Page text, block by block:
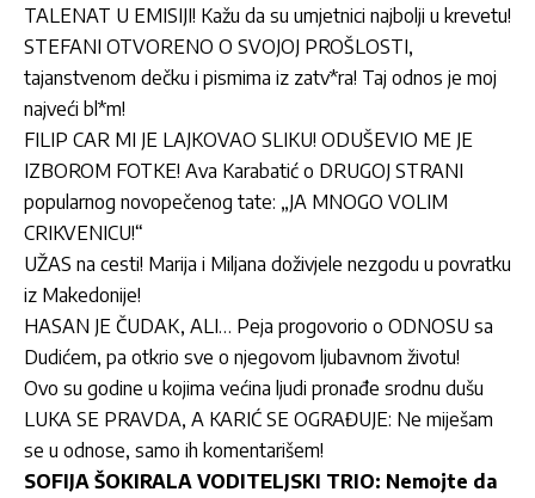
TALENAT U EMISIJI! Kažu da su umjetnici najbolji u krevetu!
STEFANI OTVORENO O SVOJOJ PROŠLOSTI,
tajanstvenom dečku i pismima iz zatv*ra! Taj odnos je moj
najveći bl*m!
FILIP CAR MI JE LAJKOVAO SLIKU! ODUŠEVIO ME JE
IZBOROM FOTKE! Ava Karabatić o DRUGOJ STRANI
popularnog novopečenog tate: „JA MNOGO VOLIM
CRIKVENICU!“
UŽAS na cesti! Marija i Miljana doživjele nezgodu u povratku
iz Makedonije!
HASAN JE ČUDAK, ALI… Peja progovorio o ODNOSU sa
Dudićem, pa otkrio sve o njegovom ljubavnom životu!
Ovo su godine u kojima većina ljudi pronađe srodnu dušu
LUKA SE PRAVDA, A KARIĆ SE OGRAĐUJE: Ne miješam
se u odnose, samo ih komentarišem!
SOFIJA ŠOKIRALA VODITELJSKI TRIO: Nemojte da